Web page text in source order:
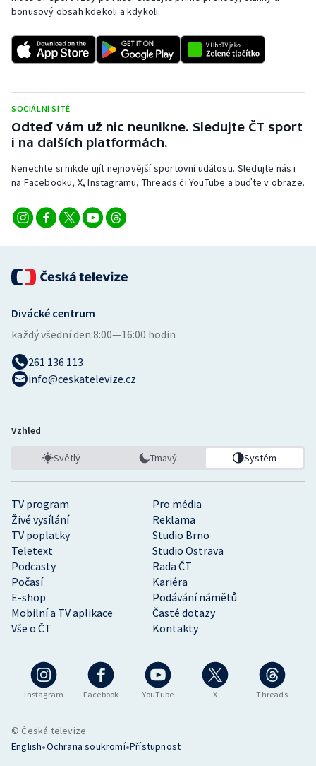
bonusový obsah kdekoli a kdykoli.
SOCIÁLNÍ SÍTĚ
Odteď vám už nic neunikne. Sledujte ČT sport
i na dalších platformách.
Nenechte si nikde ujít nejnovější sportovní události. Sledujte nás i
na Facebooku, X, Instagramu, Threads či YouTube a buďte v obraze.
Instagram Facebook YouTube X Threads
TV program
Pro média
Živé vysílání
Reklama
TV poplatky
Studio Brno
Teletext
Studio Ostrava
Podcasty
Rada ČT
Počasí
Kariéra
E-shop
Podávání námětů
Mobilní a TV aplikace
Časté dotazy
Vše o ČT
Kontakty
Divácké centrum
každý všední den:8:00—16:00 hodin
261 136 113
info@ceskatelevize.cz
Vzhled
Světlý Tmavý Systém
© Česká televize
English•Ochrana soukromí•Přístupnost